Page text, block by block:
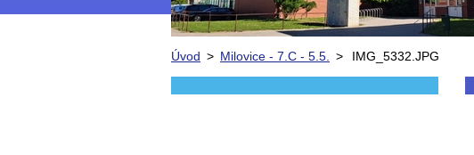
Úvod > Milovice - 7.C - 5.5. > IMG_5332.JPG